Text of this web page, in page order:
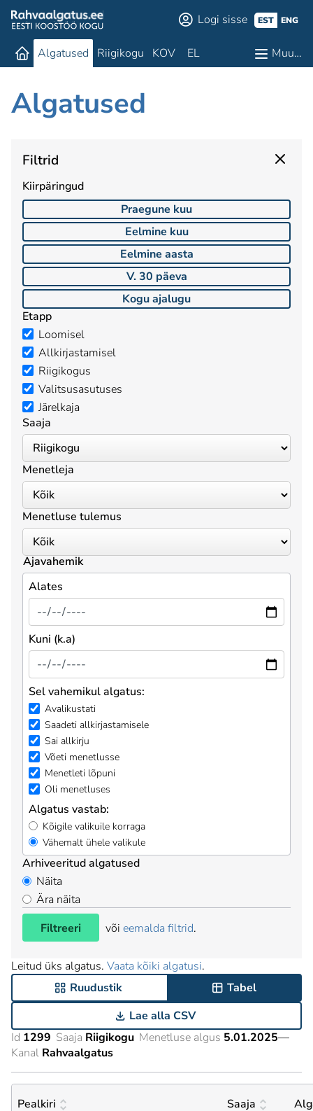
Logi sisse EST ENG
Algatused Riigikogu KOV EL Muu…
Algatused
Filtrid
Kiirpäringud
Praegune kuu
Eelmine kuu
Eelmine aasta
V. 30 päeva
Kogu ajalugu
Etapp
Loomisel
Allkirjastamisel
Riigikogus
Valitsusasutuses
Järelkaja
Saaja
Menetleja
Menetluse tulemus
Ajavahemik
Alates
Kuni (k.a)
Sel vahemikul algatus:
Avalikustati
Saadeti allkirjastamisele
Sai allkirju
Võeti menetlusse
Menetleti lõpuni
Oli menetluses
Algatus vastab:
Kõigile valikuile korraga
Vähemalt ühele valikule
Arhiveeritud algatused
Näita
Ära näita
Filtreeri
või eemalda filtrid.
Leitud üks algatus. Vaata kõiki algatusi.
Ruudustik
Tabel
Lae alla CSV
Id 1299 Saaja Riigikogu Menetluse algus 5.01.2025—
Kanal Rahvaalgatus
Pealkiri Saaja